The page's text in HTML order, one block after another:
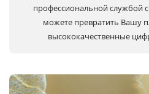
профессиональной службой
можете превратить Вашу
высококачественные